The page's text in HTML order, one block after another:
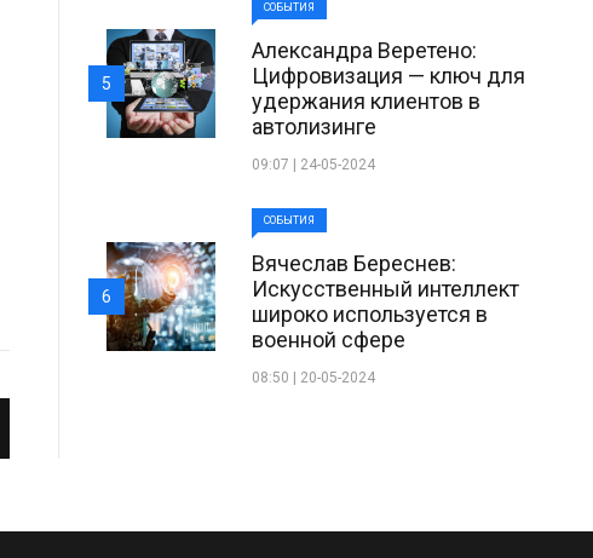
СОБЫТИЯ
Александра Веретено:
Цифровизация — ключ для
удержания клиентов в
автолизинге
09:07 | 24-05-2024
5
СОБЫТИЯ
Вячеслав Береснев:
Искусственный интеллект
широко используется в
военной сфере
08:50 | 20-05-2024
6